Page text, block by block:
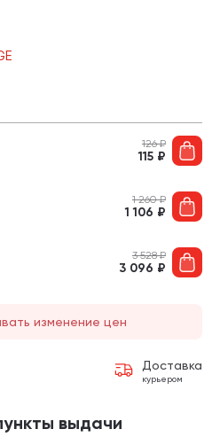
126₽
115 ₽
1 260₽
1 106 ₽
3 528₽
3 096 ₽
изменение цен
Доставка
курьером
выдачи